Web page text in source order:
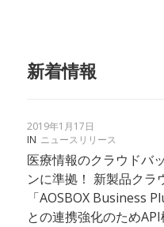
新着情報
2019年1月17日
IN ニュースリリース
医療情報のクラウドバ
ンに準拠！ 新製品クラ
「AOSBOX Business
との連携強化のため